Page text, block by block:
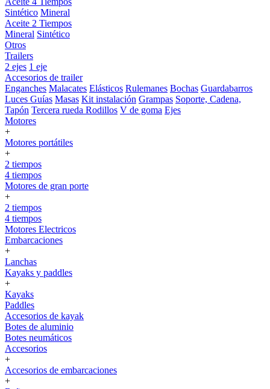
Sintético Mineral
Aceite 2 Tiempos
Mineral Sintético
Otros
Trailers
2 ejes 1 eje
Accesorios de trailer
Enganches Malacates Elásticos Rulemanes Bochas Guardabarros
Luces Guías Masas Kit instalación Grampas Soporte, Cadena,
Tapón Tercera rueda Rodillos V de goma Ejes
Motores
+
Motores portátiles
+
2 tiempos
4 tiempos
Motores de gran porte
+
2 tiempos
4 tiempos
Motores Electricos
Embarcaciones
+
Lanchas
Kayaks y paddles
+
Kayaks
Paddles
Accesorios de kayak
Botes de aluminio
Botes neumáticos
Accesorios
+
Accesorios de embarcaciones
+